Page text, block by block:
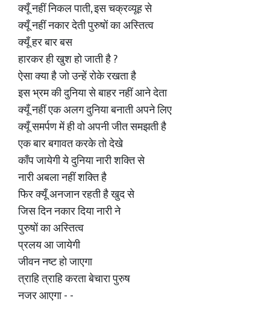
क्यूँ नहीं निकल पाती, इस चक्रव्यूह से
क्यूँ नहीं नकार देती पुरुषों का अस्तित्व
क्यूँ हर बार बस
हारकर ही खुश हो जाती है ?
ऐसा क्या है जो उन्हें रोके रखता है
इस भ्रम की दुनिया से बाहर नहीं आने देता
क्यूँ नहीं एक अलग दुनिया बनाती अपने लिए
क्यूँ समर्पण में ही वो अपनी जीत समझती है
एक बार बगावत करके तो देखे
काँप जायेगी ये दुनिया नारी शक्ति से
नारी अबला नहीं शक्ति है
फिर क्यूँ अनजान रहती है खुद से
जिस दिन नकार दिया नारी ने
पुरुषों का अस्तित्व
प्रलय आ जायेगी
जीवन नष्ट हो जाएगा
त्राहि त्राहि करता बेचारा पुरुष
नजर आएगा - -